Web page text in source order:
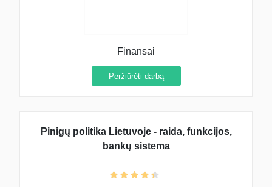
Finansai
Peržiūrėti darbą
Pinigų politika Lietuvoje - raida, funkcijos,
bankų sistema